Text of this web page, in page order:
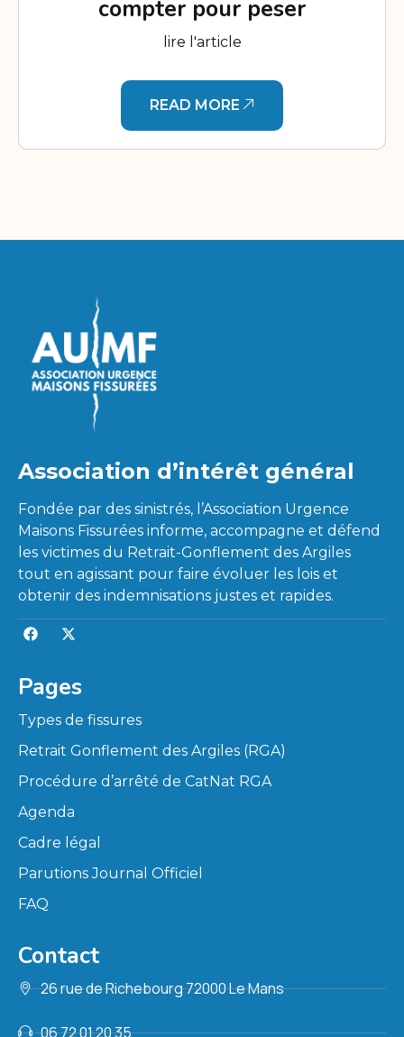
compter pour peser
lire l'article
READ MORE
Association d’intérêt général
Fondée par des sinistrés, l’Association Urgence
Maisons Fissurées informe, accompagne et défend
les victimes du Retrait-Gonflement des Argiles
tout en agissant pour faire évoluer les lois et
obtenir des indemnisations justes et rapides.
Pages
Types de fissures
Retrait Gonflement des Argiles (RGA)
Procédure d’arrêté de CatNat RGA
Agenda
Cadre légal
Parutions Journal Officiel
FAQ
Contact
26 rue de Richebourg 72000 Le Mans
06 72 01 20 35